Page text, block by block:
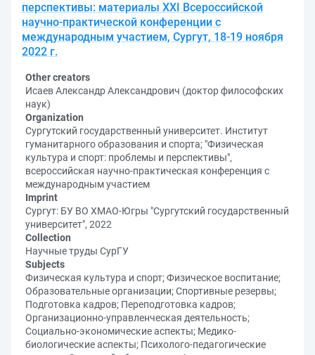
перспективы: материалы XXI Всероссийской
научно-практической конференции с
международным участием, Сургут, 18-19 ноября
2022 г.
Other creators
Исаев Александр Александрович (доктор философских
наук)
Organization
Сургутский государственный университет. Институт
гуманитарного образования и спорта; "Физическая
культура и спорт: проблемы и перспективы",
всероссийская научно-практическая конференция с
международным участием
Imprint
Сургут: БУ ВО ХМАО-Югры "Сургутский государственный
университет", 2022
Collection
Научные труды СурГУ
Subjects
Физическая культура и спорт; Физическое воспитание;
Образовательные организации; Спортивные резервы;
Подготовка кадров; Переподготовка кадров;
Организационно-управленческая деятельность;
Социально-экономические аспекты; Медико-
биологические аспекты; Психолого-педагогические